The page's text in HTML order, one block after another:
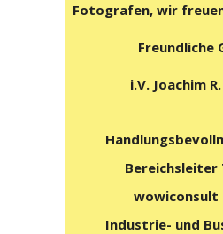
Fotografen, wir
Freundliche
i.V. Joachim
Bereichsleiter
wowiconsult
Industrie- und